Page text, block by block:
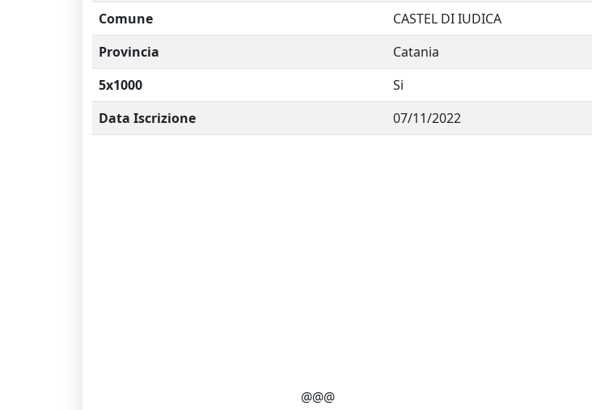
Comune
CASTEL DI IUDICA
Provincia
Catania
5x1000
Si
Data Iscrizione
07/11/2022
@@@